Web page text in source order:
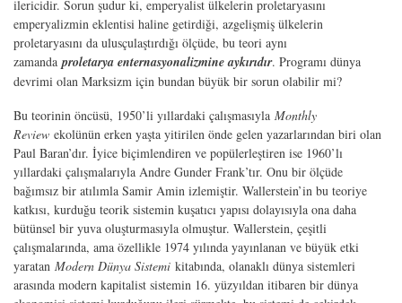
ilericidir. Sorun şudur ki, emperyalist ülkelerin proletaryasını
emperyalizmin eklentisi haline getirdiği, azgelişmiş ülkelerin
proletaryasını da ulusçulaştırdığı ölçüde, bu teori aynı
zamandaproletarya enternasyonalizmine aykırıdır. Programı dünya
devrimi olan Marksizm için bundan büyük bir sorun olabilir mi?
Bu teorinin öncüsü, 1950’li yıllardaki çalışmasıyla Monthly
Review ekolünün erken yaşta yitirilen önde gelen yazarlarından biri olan
Paul Baran’dır. İyice biçimlendiren ve popülerleştiren ise 1960’lı
yıllardaki çalışmalarıyla Andre Gunder Frank’tır. Onu bir ölçüde
bağımsız bir atılımla Samir Amin izlemiştir. Wallerstein’in bu teoriye
katkısı, kurduğu teorik sistemin kuşatıcı yapısı dolayısıyla ona daha
bütünsel bir yuva oluşturmasıyla olmuştur. Wallerstein, çeşitli
çalışmalarında, ama özellikle 1974 yılında yayınlanan ve büyük etki
yaratan Modern Dünya Sistemi kitabında, olanaklı dünya sistemleri
arasında modern kapitalist sistemin 16. yüzyıldan itibaren bir dünya